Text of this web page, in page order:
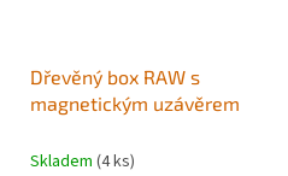
Dřevěný box RAW s
magnetickým uzávěrem
Skladem (4 ks)